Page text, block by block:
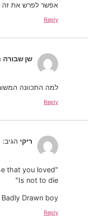
אפשר לפרש את זה
Reply
שן שבורה
למה התכוונה
Reply
ריקי הגיב:
"To live in the hearts of those that you loved
Is not to die"
Badly Drawn boy
Reply